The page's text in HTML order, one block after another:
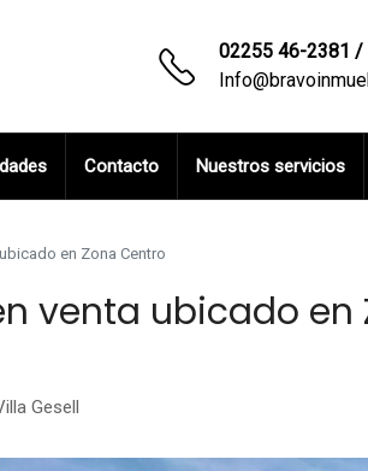
02255 46-2381 /
Contacto Nuestros servicios
en Zona Centro
venta ubicado en
Gesell